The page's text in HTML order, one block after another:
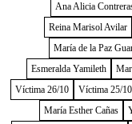
Ana Alicia
Reina Marisol Avilar
María de la Paz
Esmeralda Yamileth
Víctima 26/10
Víctima 25/10
María Esther Cañas